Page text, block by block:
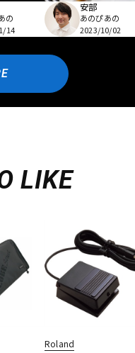
の
14
安部
あのぴあの
2023/10/02
LIKE
Roland